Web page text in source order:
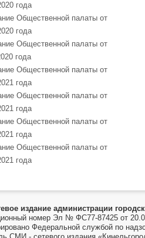
года
Общественной палаты от
года
Общественной палаты от
года
Общественной палаты от
года
Общественной палаты от
года
Общественной палаты от
года
Общественной палаты от
года
издание администрации
номер Эл № ФС77-87425 от
Федеральной службой по
СМИ - сетевого издания